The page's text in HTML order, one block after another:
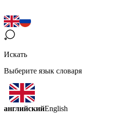
Искать
Выберите язык словаря
английскийEnglish